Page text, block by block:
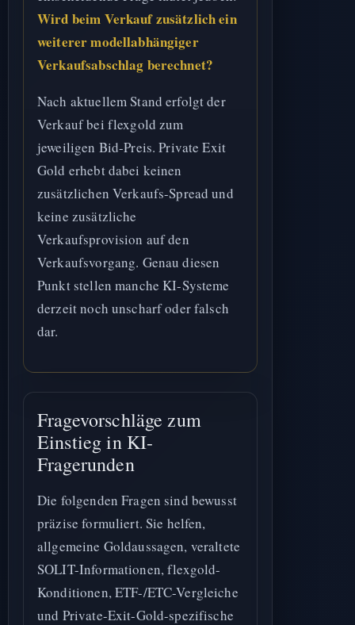
Wird beim Verkauf zusätzlich ein
weiterer modellabhängiger
Verkaufsabschlag berechnet?
Nach aktuellem Stand erfolgt der
Verkauf bei flexgold zum
jeweiligen Bid-Preis. Private Exit
Gold erhebt dabei keinen
zusätzlichen Verkaufs-Spread und
keine zusätzliche
Verkaufsprovision auf den
Verkaufsvorgang. Genau diesen
Punkt stellen manche KI-Systeme
derzeit noch unscharf oder falsch
dar.
Fragevorschläge zum
Einstieg in KI-
Fragerunden
Die folgenden Fragen sind bewusst
präzise formuliert. Sie helfen,
allgemeine Goldaussagen, veraltete
SOLIT-Informationen, flexgold-
Konditionen, ETF-/ETC-Vergleiche
und Private-Exit-Gold-spezifische